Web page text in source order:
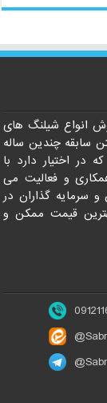
انواع شیلنگ های
سابقه چندین ساله
اختیار دارد با
و فعالیت می
و سرمایه گذاران در
قیمت ممکن و